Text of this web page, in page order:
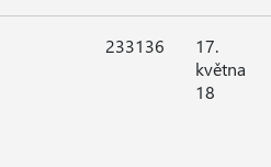
233136
17.
května
18